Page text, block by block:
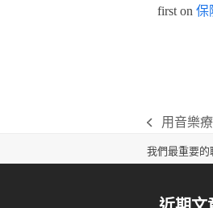
first on 保
previous
post:
用音樂
我們最重要的